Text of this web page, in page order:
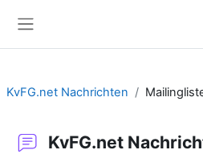
KvFG.net Nachrichten
KvFG.net